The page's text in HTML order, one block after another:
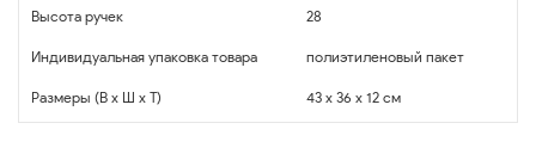
Высота ручек 28
Индивидуальная упаковка товара полиэтиленовый пакет
Размеры (В x Ш x Т) 43 x 36 x 12 см